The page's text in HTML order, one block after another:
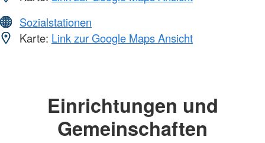
Sozialstationen
Karte: Link zur Google Maps Ansicht
Einrichtungen und
Gemeinschaften